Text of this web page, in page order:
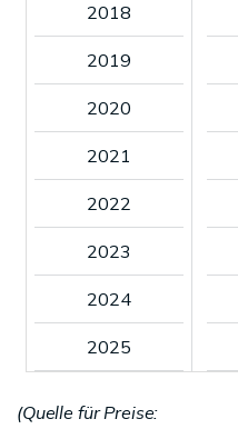
2018
2019
2020
2021
2022
2023
2024
2025
(Quelle für Preise: